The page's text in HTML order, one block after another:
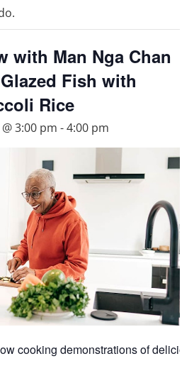
with Man Nga Chan
Fish with
Rice
3:00 pm -4:00 pm
cooking demonstrations of